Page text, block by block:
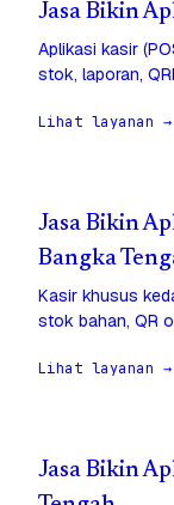
Jasa Bikin
Aplikasi kasir
stok, laporan,
Lihat layanan →
Jasa Bikin
Bangka
Kasir khusus
stok bahan, QR
Lihat layanan →
Jasa Bikin